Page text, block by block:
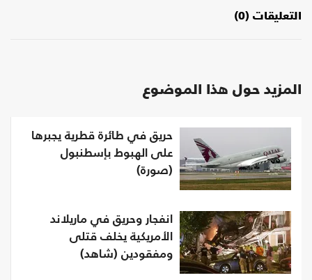
التعليقات (0)
المزيد حول هذا الموضوع
حريق في طائرة قطرية يجبرها
على الهبوط بإسطنبول
(صورة)
انفجار وحريق في ماريلاند
الأمريكية يخلف قتلى
ومفقودين (شاهد)